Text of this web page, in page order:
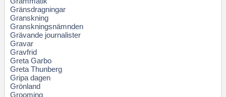
Gränsdragningar
Granskning
Granskningsnämnden
Grävande journalister
Gravar
Gravfrid
Greta Garbo
Greta Thunberg
Gripa dagen
Grönland
Grooming